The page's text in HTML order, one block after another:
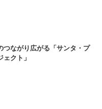
つながり広がる「サンタ・プ
ェクト」